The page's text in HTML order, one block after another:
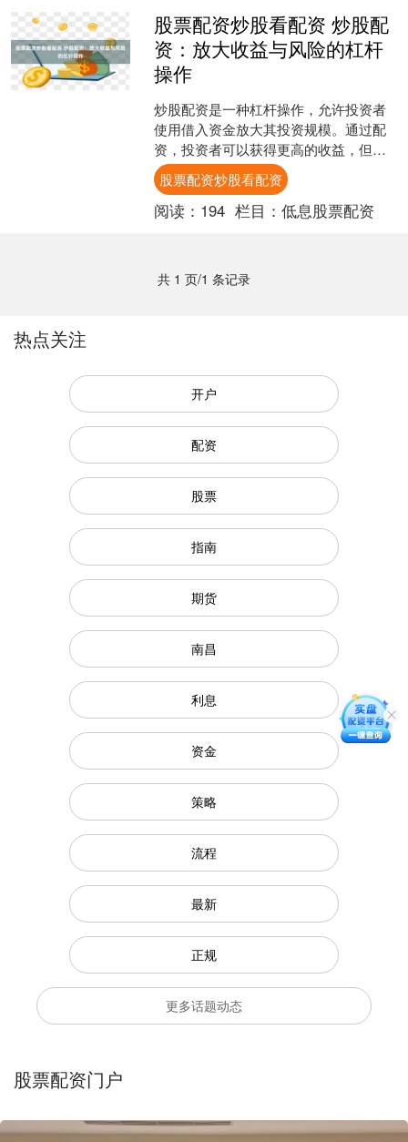
股票配资炒股看配资 炒股配
资：放大收益与风险的杠杆
操作
炒股配资是一种杠杆操作，允许投资者
使用借入资金放大其投资规模。通过配
资，投资者可以获得更高的收益，但同
时也会面临更高的风险。 《证券法》明
确规定，未经中国证监会....
股票配资炒股看配资
阅读： 194 栏目： 低息股票配资
共 1 页/1 条记录
热点关注
开户
配资
股票
指南
期货
南昌
利息
资金
策略
流程
最新
正规
更多话题动态
股票配资门户